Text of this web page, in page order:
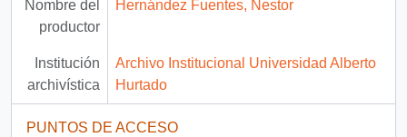
Nombre del
productor
Hernández Fuentes, Nestor
Institución
archivística
Archivo Institucional Universidad Alberto
Hurtado
PUNTOS DE ACCESO